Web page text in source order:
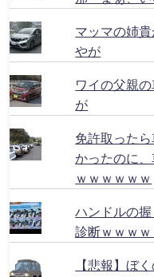
マッマの姉貴
やが
ワイの父親
が
免許取った
かったのに
ｗｗｗｗｗｗ
ハンドルの
診断ｗｗｗｗ
【悲報】ぼ